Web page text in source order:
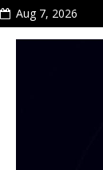
Aug 7, 2026